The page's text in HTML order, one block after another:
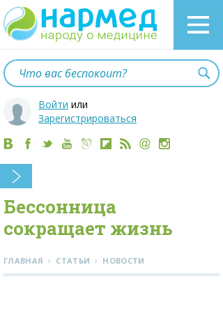
Войти или
Зарегистрироваться
Бессонница
сокращает жизнь
ГЛАВНАЯ › СТАТЬИ › НОВОСТИ